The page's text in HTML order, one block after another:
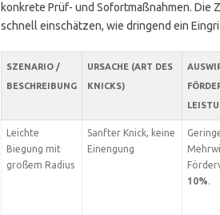
konkrete Prüf- und Sofortmaßnahmen. Die
schnell einschätzen, wie dringend ein
SZENARIO /
BESCHREIBUNG
URSACHE (ART DES
KNICKS)
Leichte
Biegung mit
großem Radius
Sanfter Knick, keine
Einengung
10%.